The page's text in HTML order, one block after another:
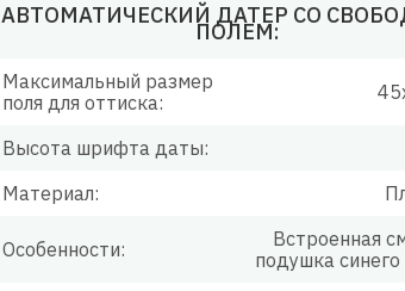
АВТОМАТИЧЕСКИЙ ДАТЕР СО
ПОЛЕМ:
Максимальный размер
поля для оттиска:
Высота шрифта даты:
Материал:
Особенности:
Встроенная
подушка